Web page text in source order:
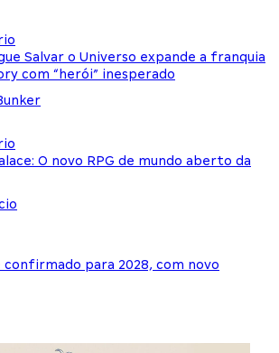
Salvar o Universo expande a franquia
com “herói” inesperado
O novo RPG de mundo aberto da
confirmado para 2028, com novo